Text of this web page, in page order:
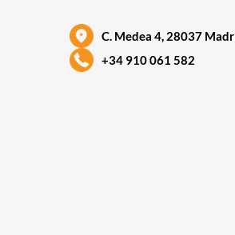
C. Medea 4, 28037
+34 910 061 582